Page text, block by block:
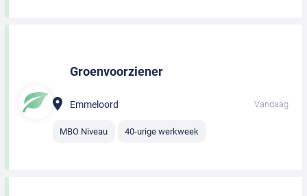
Groenvoorziener
Emmeloord Vandaag
MBO Niveau 40-urige werkweek